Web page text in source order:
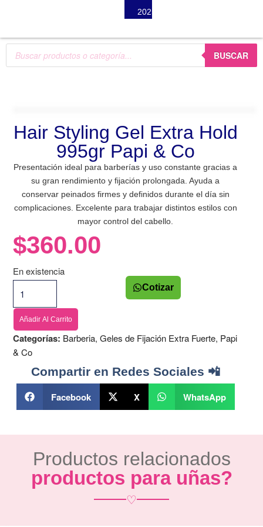
2025
BUSCAR
Hair Styling Gel Extra Hold
995gr Papi & Co
Presentación ideal para barberías y uso constante gracias a
su gran rendimiento y fijación prolongada. Ayuda a
conservar peinados firmes y definidos durante el día sin
complicaciones. Excelente para trabajar distintos estilos con
mayor control del cabello.
$360.00
En existencia
Añadir Al Carrito
Cotizar
Categorías: Barberia,Geles de Fijación Extra Fuerte, Papi
& Co
Compartir en Redes Sociales 📲
Facebook X WhatsApp
Productos relacionados
productos para uñas?
♡